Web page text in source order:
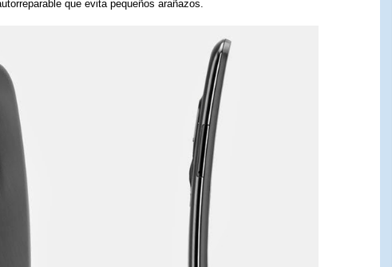
que evita pequeños arañazos.